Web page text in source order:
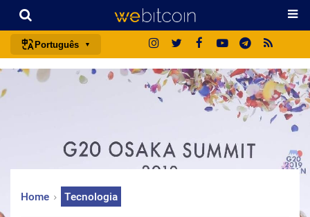
Português
português (BR)
italiano
日本語
Home Tecnologia